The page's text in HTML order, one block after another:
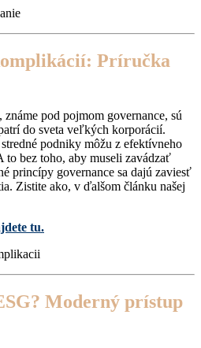
Príručka
známe pod pojmom governance, sú
do sveta veľkých korporácií.
podniky môžu z efektívneho
bez toho, aby museli zavádzať
princípy governance sa dajú zaviesť
Zistite ako, v ďalšom článku našej
tu.
Moderný prístup